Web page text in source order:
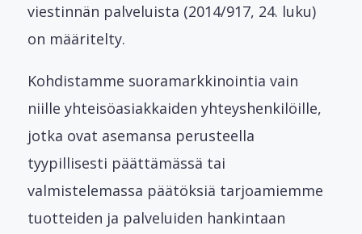
viestinnän palveluista (2014/917, 24. luku)
on määritelty.
Kohdistamme suoramarkkinointia vain
niille yhteisöasiakkaiden yhteyshenkilöille,
jotka ovat asemansa perusteella
tyypillisesti päättämässä tai
valmistelemassa päätöksiä tarjoamiemme
tuotteiden ja palveluiden hankintaan